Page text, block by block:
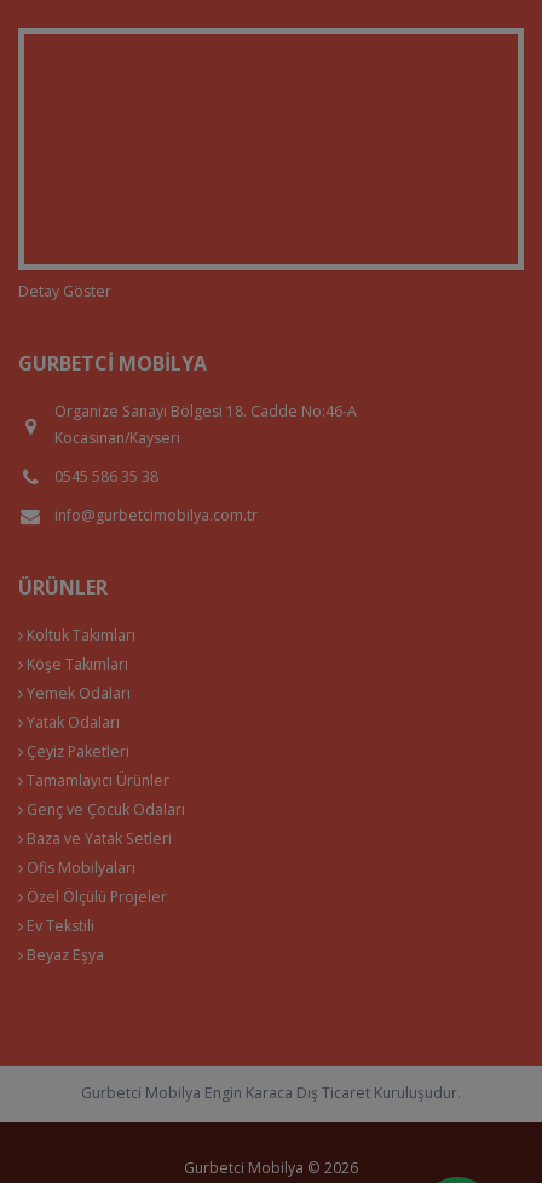
Detay Göster
GURBETCI MOBILYA
Organize Sanayi Bölgesi 18. Cadde No:46-A
Kocasinan/Kayseri
0545 586 35 38
info@gurbetcimobilya.com.tr
ÜRÜNLER
Koltuk Takımları
Köşe Takımları
Yemek Odaları
Yatak Odaları
Çeyiz Paketleri
Tamamlayıcı Ürünler
Genç ve Çocuk Odaları
Baza ve Yatak Setleri
Ofis Mobilyaları
Özel Ölçülü Projeler
Ev Tekstili
Beyaz Eşya
Gurbetci Mobilya Engin Karaca Dış Ticaret Kuruluşudur.
Gurbetci Mobilya © 2026